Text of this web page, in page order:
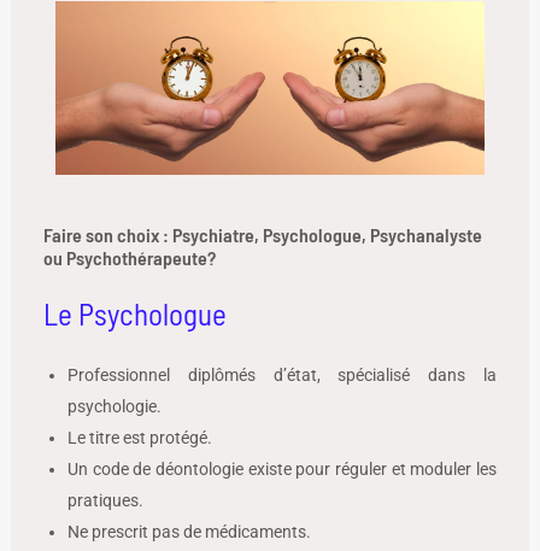
Faire son choix : Psychiatre, Psychologue, Psychanalyste
ou Psychothérapeute?
Le Psychologue
Professionnel diplômés d’état, spécialisé dans la
psychologie.
Le titre est protégé.
Un code de déontologie existe pour réguler et moduler les
pratiques.
Ne prescrit pas de médicaments.